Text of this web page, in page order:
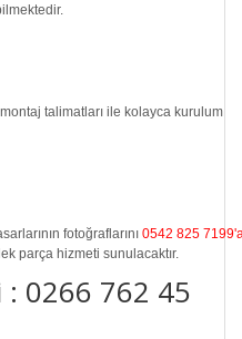
talimatları ile kolayca kurulum
fotoğraflarını 0542 825
parça hizmeti sunulacaktır.
: 0266 762 45